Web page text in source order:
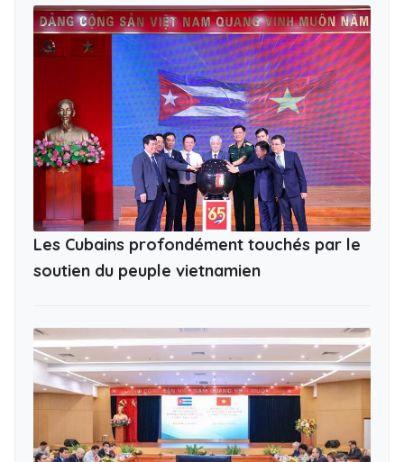
Les Cubains profondément touchés par le
soutien du peuple vietnamien